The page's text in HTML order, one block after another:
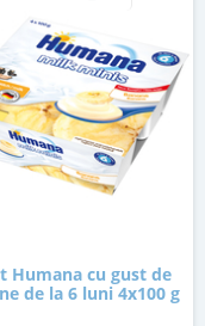
Humana cu gust de
de la 6 luni 4x100 g